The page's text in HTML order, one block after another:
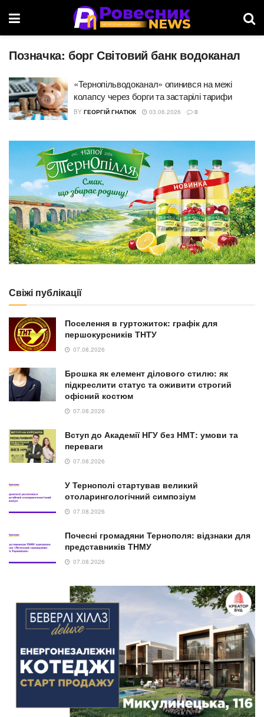
Позначка: борг Світовий банк водоканал
«Тернопільводоканал» опинився на межі
колапсу через борги та застарілі тарифи
BY ГЕОРГІЙ ГНАТЮК 03.06.2026 0
Свіжі публікації
Поселення в гуртожиток: графік для
першокурсників ТНТУ
07.08.2026
Брошка як елемент ділового стилю: як
підкреслити статус та оживити строгий
офісний костюм
07.08.2026
Вступ до Академії НГУ без НМТ: умови та
переваги
07.08.2026
У Тернополі стартував великий
отоларингологічний симпозіум
07.08.2026
Почесні громадяни Тернополя: відзнаки для
представників ТНМУ
07.08.2026